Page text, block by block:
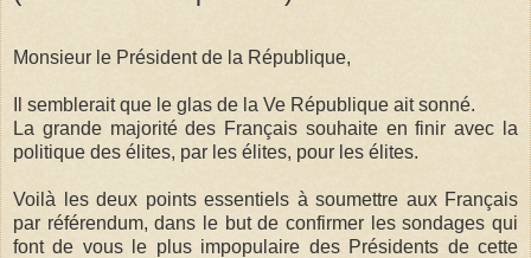
Monsieur le Président de la République,
Il semblerait que le glas de la Ve République ait sonné.
La grande majorité des Français souhaite en finir avec la
politique des élites, par les élites, pour les élites.
Voilà les deux points essentiels à soumettre aux Français
par référendum, dans le but de confirmer les sondages qui
font de vous le plus impopulaire des Présidents de cette